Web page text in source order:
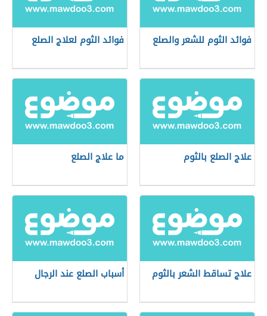
فوائد الثوم للشعر والصلع فوائد الثوم لعلاج الصلع
علاج الصلع بالثوم ما علاج الصلع
علاج تساقط الشعر بالثوم أسباب الصلع عند الرجال